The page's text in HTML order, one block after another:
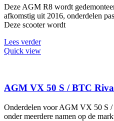
de
productpagina
Deze AGM R8 wordt
afkomstig uit 2016, onderdelen
Deze scooter wordt
Lees verder
Quick view
AGM VX 50 S / BTC
Onderdelen voor AGM VX 50 S
onder meerdere namen op de